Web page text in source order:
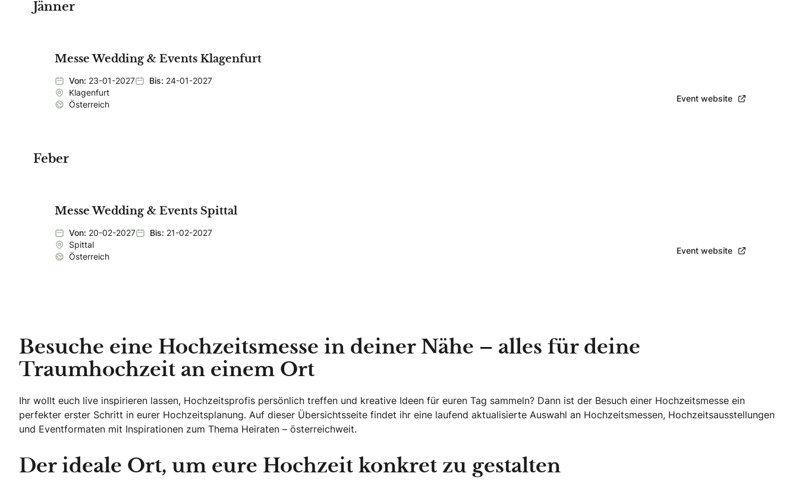
Jänner
Messe Wedding & Events Klagenfurt
Von: 23-01-2027 Bis: 24-01-2027
Klagenfurt
Österreich
Event website
Feber
Messe Wedding & Events Spittal
Von: 20-02-2027 Bis: 21-02-2027
Spittal
Österreich
Event website
Besuche eine Hochzeitsmesse in deiner Nähe – alles für deine
Traumhochzeit an einem Ort
Ihr wollt euch live inspirieren lassen, Hochzeitsprofis persönlich treffen und kreative Ideen für euren Tag sammeln? Dann ist der Besuch einer Hochzeitsmesse ein
perfekter erster Schritt in eurer Hochzeitsplanung. Auf dieser Übersichtsseite findet ihr eine laufend aktualisierte Auswahl an Hochzeitsmessen, Hochzeitsausstellungen
und Eventformaten mit Inspirationen zum Thema Heiraten – österreichweit.
Der ideale Ort, um eure Hochzeit konkret zu gestalten